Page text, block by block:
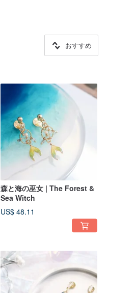
おすすめ
森と海の巫女 | The Forest &
Sea Witch
US$ 48.11